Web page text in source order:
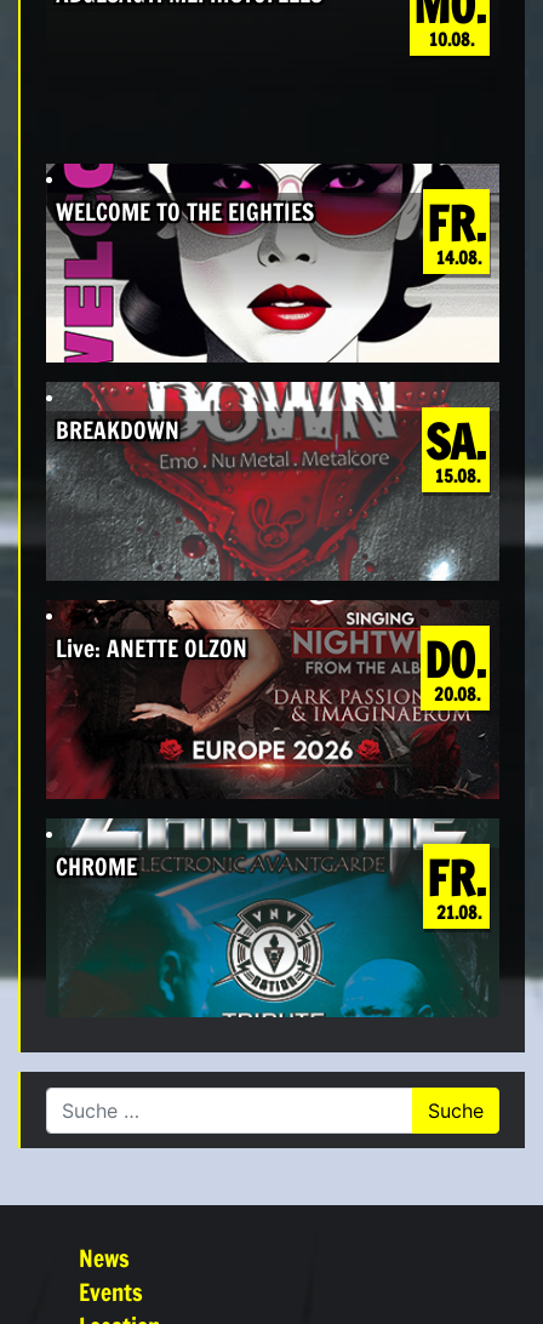
10.08.
FR.
14.08.
WELCOME TO THE EIGHTIES
SA.
15.08.
BREAKDOWN
DO.
20.08.
Live: ANETTE OLZON
FR.
21.08.
CHROME
Suche nach:
News
Events